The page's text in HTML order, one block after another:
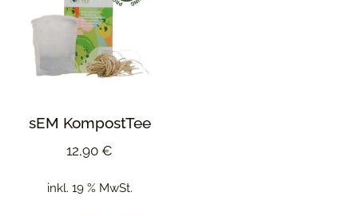
sEM KompostTee
12,90 €
inkl. 19 % MwSt.